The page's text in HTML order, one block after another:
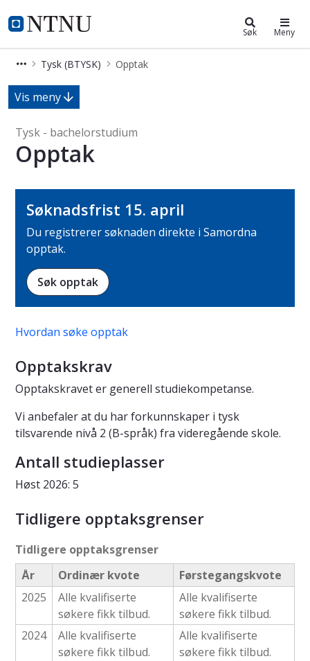
NTNU Hjemmeside
Tysk (BTYSK) Søk Meny
Tysk (BTYSK) Opptak
Opptak - Fremmedspråk -
Vis meny
Tysk - bachelorstudium
Opptak
Søknadsfrist 15. april
Du registrerer søknaden direkte i Samordna
opptak.
Søk opptak
Hvordan søke opptak
Opptakskrav
Opptakskravet er generell studiekompetanse.
Vi anbefaler at du har forkunnskaper i tysk
tilsvarende nivå 2 (B-språk) fra videregående skole.
Antall studieplasser
Høst 2026: 5
Tidligere opptaksgrenser
Tidligere opptaksgrenser
År
Ordinær kvote
Førstegangskvote
2025
Alle kvalifiserte
søkere fikk tilbud.
Alle kvalifiserte
søkere fikk tilbud.
2024
Alle kvalifiserte
søkere fikk tilbud.
Alle kvalifiserte
søkere fikk tilbud.